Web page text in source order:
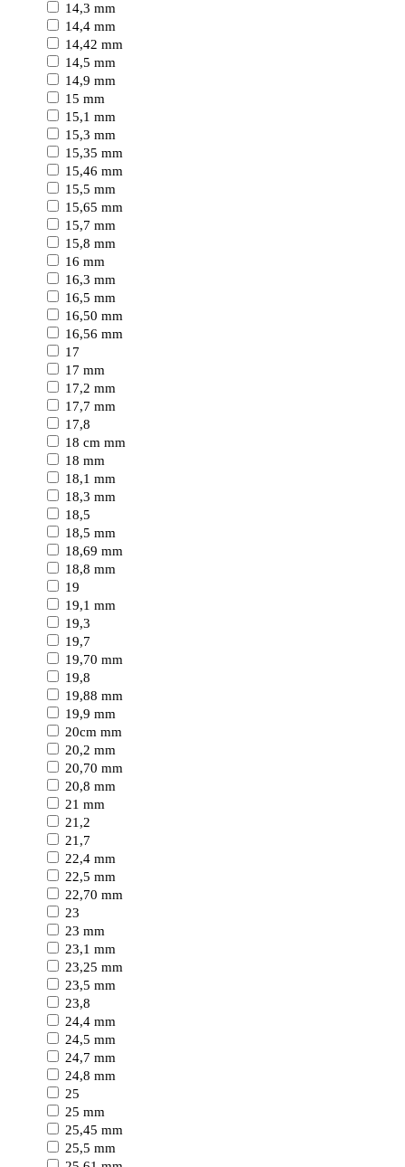
14,3 mm
14,4 mm
14,42 mm
14,5 mm
14,9 mm
15 mm
15,1 mm
15,3 mm
15,35 mm
15,46 mm
15,5 mm
15,65 mm
15,7 mm
15,8 mm
16 mm
16,3 mm
16,5 mm
16,50 mm
16,56 mm
17
17 mm
17,2 mm
17,7 mm
17,8
18 cm mm
18 mm
18,1 mm
18,3 mm
18,5
18,5 mm
18,69 mm
18,8 mm
19
19,1 mm
19,3
19,7
19,70 mm
19,8
19,88 mm
19,9 mm
20cm mm
20,2 mm
20,70 mm
20,8 mm
21 mm
21,2
21,7
22,4 mm
22,5 mm
22,70 mm
23
23 mm
23,1 mm
23,25 mm
23,5 mm
23,8
24,4 mm
24,5 mm
24,7 mm
24,8 mm
25
25 mm
25,45 mm
25,5 mm